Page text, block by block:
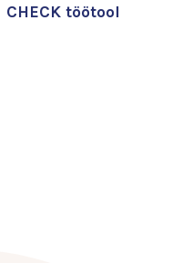
CHECK töötool